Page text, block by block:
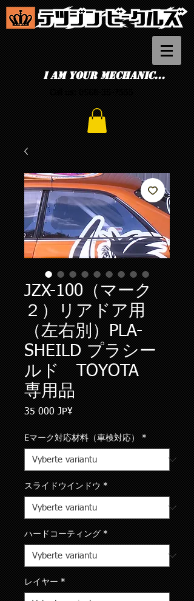
I am your mechanic...
JZX-100（マーク
２）リアドア用
（左右別）PLA-
SHEILD プラシー
ルド TOYOTA
専用品
35 000 JP¥
Eマーク対応材料（車検対応） *
スライドウインドウ *
ハードコーティング *
レイヤー *